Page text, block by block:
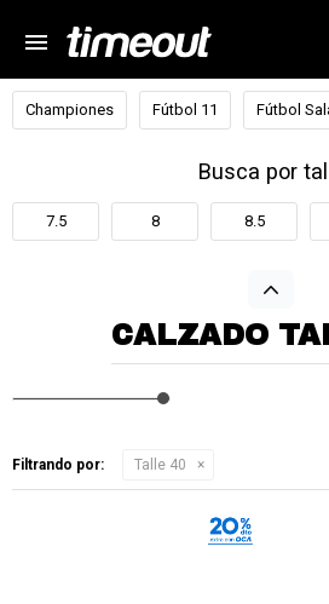
menu
Championes Fútbol 11 Fútbol
Busca por
7.5 8 8.5
CALZADO
Filtrando por: Talle 40